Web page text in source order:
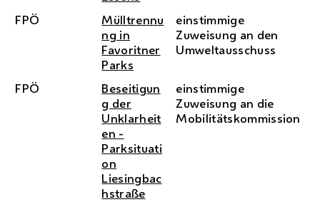
FPÖ
Mülltrennu
ng in
Favoritner
Parks
einstimmige
Zuweisung an den
Umweltausschuss
FPÖ
Beseitigun
g der
Unklarheit
en -
Parksituati
on
Liesingbac
hstraße
einstimmige
Zuweisung an die
Mobilitätskommission